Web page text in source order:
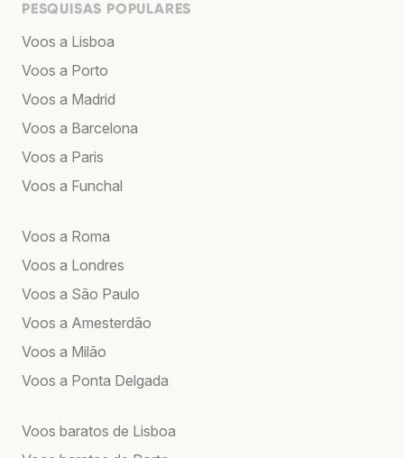
PESQUISAS POPULARES
Voos a Lisboa
Voos a Porto
Voos a Madrid
Voos a Barcelona
Voos a Paris
Voos a Funchal
Voos a Roma
Voos a Londres
Voos a São Paulo
Voos a Amesterdão
Voos a Milão
Voos a Ponta Delgada
Voos baratos de Lisboa